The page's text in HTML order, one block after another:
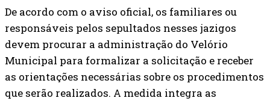
De acordo com o aviso oficial, os familiares ou
responsáveis pelos sepultados nesses jazigos
devem procurar a administração do Velório
Municipal para formalizar a solicitação e receber
as orientações necessárias sobre os procedimentos
que serão realizados. A medida integra as